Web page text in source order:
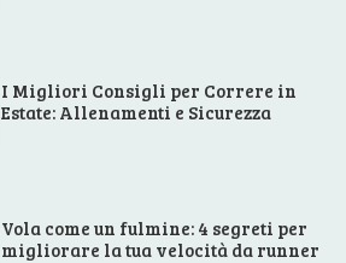
I Migliori Consigli per Correre in
Estate: Allenamenti e Sicurezza
Vola come un fulmine: 4 segreti per
migliorare la tua velocità da runner